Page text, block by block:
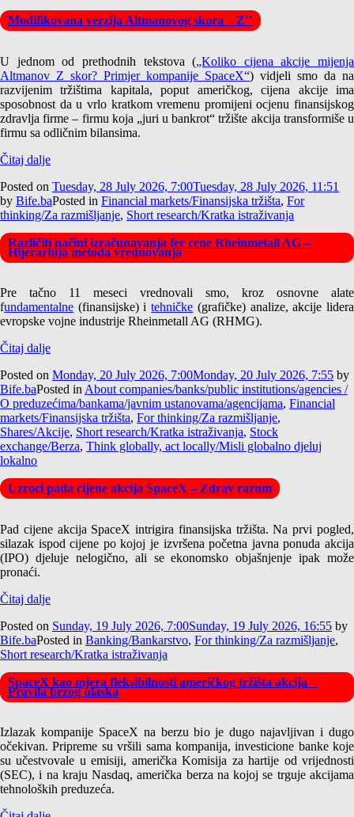
Modifikovana verzija Altmanovog skora – Z′′
U jednom od prethodnih tekstova („Koliko cijena akcije mijenja
Altmanov Z skor? Primjer kompanije SpaceX“) vidjeli smo da na
razvijenim tržištima kapitala, poput američkog, cijena akcije ima
sposobnost da u vrlo kratkom vremenu promijeni ocjenu finansijskog
zdravlja firme – firmu koja „juri u bankrot“ tržište akcija transformiše u
firmu sa odličnim bilansima.
Čitaj dalje
Posted on Tuesday, 28 July 2026, 7:00Tuesday, 28 July 2026, 11:51
by Bife.baPosted in Financial markets/Finansijska tržišta, For
thinking/Za razmišljanje, Short research/Kratka istraživanja
Različiti načini izračunavanja fer cene Rheinmetall AG –
Hijerarhija metoda vrednovanja
Pre tačno 11 meseci vrednovali smo, kroz osnovne alate
fundamentalne (finansijske) itehničke (grafičke) analize, akcije lidera
evropske vojne industrije Rheinmetall AG (RHMG).
Čitaj dalje
Posted on Monday, 20 July 2026, 7:00Monday, 20 July 2026, 7:55 by
Bife.baPosted in About companies/banks/public institutions/agencies /
O preduzećima/bankama/javnim ustanovama/agencijama, Financial
markets/Finansijska tržišta, For thinking/Za razmišljanje,
Shares/Akcije, Short research/Kratka istraživanja, Stock
exchange/Berza, Think globally, act locally/Misli globalno djeluj
lokalno
Uzroci pada cijene akcija SpaceX – Zdrav razum
Pad cijene akcija SpaceX intrigira finansijska tržišta. Na prvi pogled,
silazak ispod cijene po kojoj je izvršena početna javna ponuda akcija
(IPO) djeluje nelogično, ali se ekonomsko objašnjenje ipak može
pronaći.
Čitaj dalje
Posted on Sunday, 19 July 2026, 7:00Sunday, 19 July 2026, 16:55 by
Bife.baPosted in Banking/Bankarstvo, For thinking/Za razmišljanje,
Short research/Kratka istraživanja
SpaceX kao mjera fleksibilnosti američkog tržišta akcija –
Pravila brzog ulaska
Izlazak kompanije SpaceX na berzu bio je dugo najavljivan i dugo
očekivan. Pripreme su vršili sama kompanija, investicione banke koje
su učestvovale u emisiji, američka Komisija za hartije od vrijednosti
(SEC), i na kraju Nasdaq, američka berza na kojoj se trguje akcijama
tehnoloških preduzeća.